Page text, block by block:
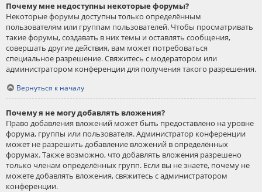
Почему мне недоступны некоторые форумы?
Некоторые форумы доступны только определённым
пользователям или группам пользователей. Чтобы просматривать
такие форумы, создавать в них темы и оставлять сообщения,
совершать другие действия, вам может потребоваться
специальное разрешение. Свяжитесь с модератором или
администратором конференции для получения такого разрешения.
Вернуться к началу
Почему я не могу добавлять вложения?
Право добавления вложений может быть предоставлено на уровне
форума, группы или пользователя. Администратор конференции
может не разрешить добавление вложений в определённых
форумах. Также возможно, что добавлять вложения разрешено
только членам определённых групп. Если вы не знаете, почему не
можете добавлять вложения, свяжитесь с администратором
конференции.